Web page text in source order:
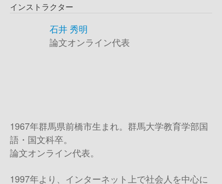
インストラクター
石井 秀明
論文オンライン代表
1967年群馬県前橋市生まれ。群馬大学教育学部国
語・国文科卒。
論文オンライン代表。
1997年より、インターネット上で社会人を中心に